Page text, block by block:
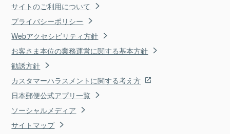
サイトのご利用について
プライバシーポリシー
Webアクセシビリティ方針
お客さま本位の業務運営に関する基本方針
勧誘方針
カスタマーハラスメントに関する考え方
日本郵便公式アプリ一覧
ソーシャルメディア
サイトマップ